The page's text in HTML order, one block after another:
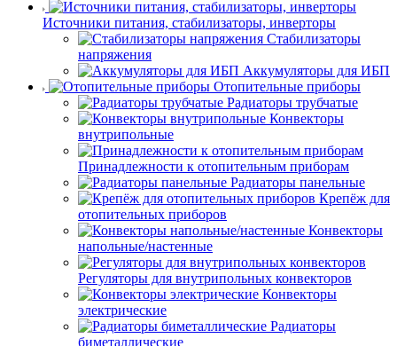
Источники питания, стабилизаторы, инверторы
Стабилизаторы
напряжения
Аккумуляторы для ИБП
Отопительные приборы
Радиаторы трубчатые
Конвекторы
внутрипольные
Принадлежности к отопительным приборам
Радиаторы панельные
Крепёж для
отопительных приборов
Конвекторы
напольные/настенные
Регуляторы для внутрипольных конвекторов
Конвекторы
электрические
Радиаторы
биметаллические